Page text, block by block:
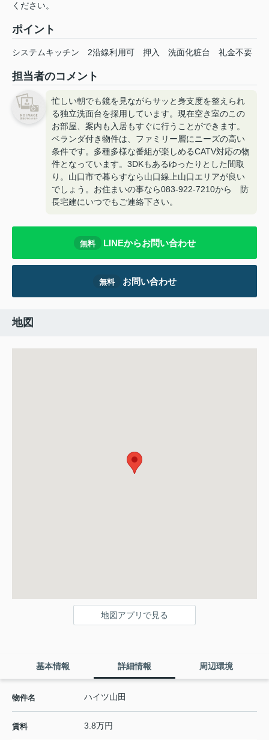
ください。
ポイント
システムキッチン 2沿線利用可 押入 洗面化粧台 礼金不要
担当者のコメント
忙しい朝でも鏡を見ながらサッと身支度を整えられ
る独立洗面台を採用しています。現在空き室のこの
お部屋、案内も入居もすぐに行うことができます。
ベランダ付き物件は、ファミリー層にニーズの高い
条件です。多種多様な番組が楽しめるCATV対応の物
件となっています。3DKもあるゆったりとした間取
り。山口市で暮らすなら山口線上山口エリアが良い
でしょう。お住まいの事なら083-922-7210から 防
長宅建にいつでもご連絡下さい。
無料 LINEからお問い合わせ
無料 お問い合わせ
地図
地図アプリで見る
基本情報 詳細情報 周辺環境
物件名 ハイツ山田
賃料 3.8万円